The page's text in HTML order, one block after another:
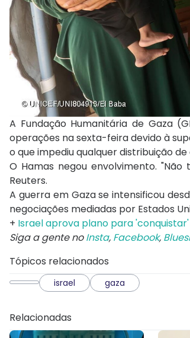
A Fundação Humanitária de Gaza
operações na sexta-feira devido à
o que impediu qualquer distribuição de
O Hamas negou envolvimento.
Reuters.
A guerra em Gaza se intensificou
negociações mediadas por Estados
+ Israel aprova plano para 'conquistar'
Siga a gente noInsta, Facebook,
Tópicos relacionados
israel gaza
Relacionadas